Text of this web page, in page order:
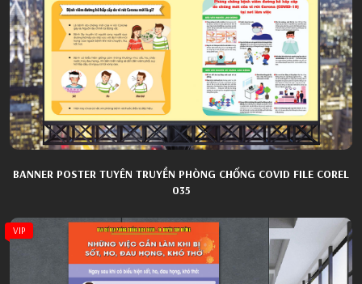
BANNER POSTER TUYÊN TRUYỀN PHÒNG CHỐNG COVID FILE COREL
035
VIP